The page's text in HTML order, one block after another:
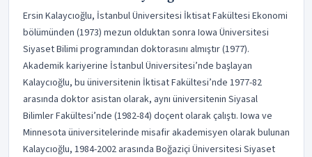
Ersin Kalaycıoğlu, İstanbul Üniversitesi İktisat Fakültesi Ekonomi
bölümünden (1973) mezun olduktan sonra Iowa Üniversitesi
Siyaset Bilimi programından doktorasını almıştır (1977).
Akademik kariyerine İstanbul Üniversitesi’nde başlayan
Kalaycıoğlu, bu üniversitenin İktisat Fakültesi’nde 1977-82
arasında doktor asistan olarak, aynı üniversitenin Siyasal
Bilimler Fakültesi’nde (1982-84) doçent olarak çalıştı. Iowa ve
Minnesota üniversitelerinde misafir akademisyen olarak bulunan
Kalaycıoğlu, 1984-2002 arasında Boğaziçi Üniversitesi Siyaset